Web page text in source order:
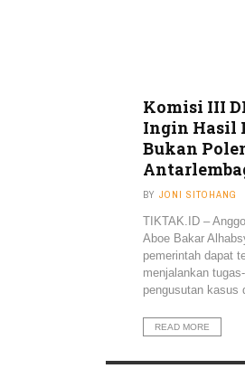
Komisi III
Ingin Hasil
Bukan
BY JONI SITOHANG
TIKTAK.ID –
Aboe Bakar
pemerintah dapat
menjalankan
pengusutan kasus
READ MORE